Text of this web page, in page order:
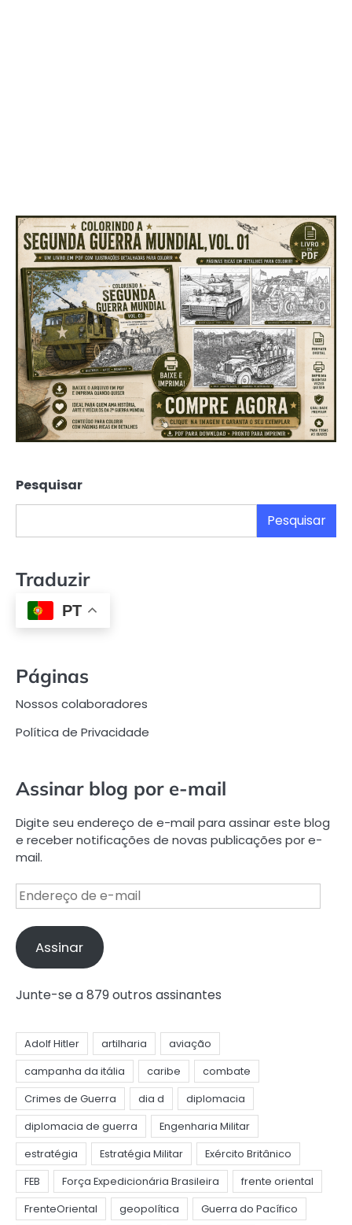
Pesquisar
Pesquisar
Traduzir
PT
Páginas
Nossos colaboradores
Política de Privacidade
Assinar blog por e-mail
Digite seu endereço de e-mail para assinar este blog
e receber notificações de novas publicações por e-
mail.
Endereço
de
e-
mailAssinar
Junte-se a 879 outros assinantes